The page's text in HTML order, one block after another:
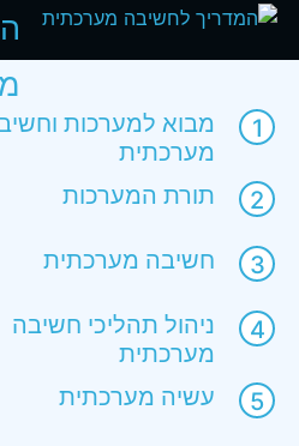
מבוא למערכות
מערכתית
תורת המערכות
חשיבה מערכתית
ניהול תהליכי חשיבה
מערכתית
עשיה מערכתית